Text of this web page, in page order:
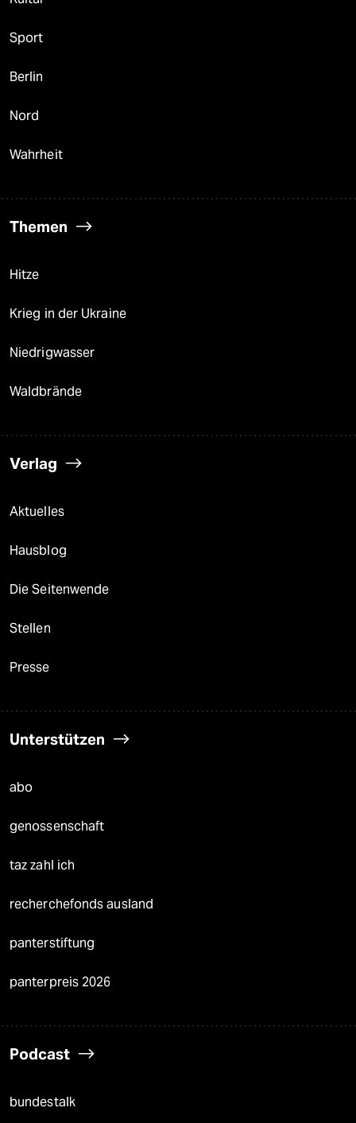
Sport
Berlin
Nord
Wahrheit
Themen
Hitze
Krieg in der Ukraine
Niedrigwasser
Waldbrände
Verlag
Aktuelles
Hausblog
Die Seitenwende
Stellen
Presse
Unterstützen
abo
genossenschaft
taz zahl ich
recherchefonds ausland
panterstiftung
panterpreis 2026
Podcast
bundestalk